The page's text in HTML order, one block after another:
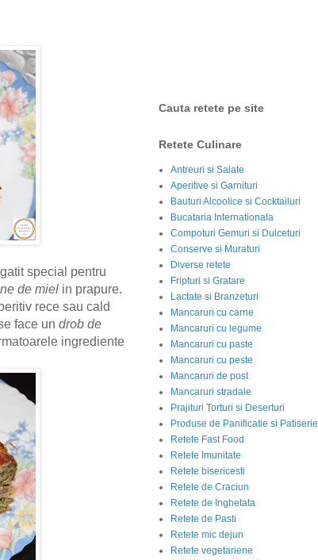
special pentru
de miel in prapure.
rece sau cald
face un drob de
ingrediente
Cauta retete pe site
Retete Culinare
Antreuri si Salate
Aperitive si Garnituri
Bauturi Alcoolice si Cocktailuri
Bucataria Internationala
Compoturi Gemuri si Dulceturi
Conserve si Muraturi
Diverse retete
Fripturi si Gratare
Lactate si Branzeturi
Mancaruri cu carne
Mancaruri cu legume
Mancaruri cu paste
Mancaruri cu peste
Mancaruri de post
Mancaruri stradale
Prajituri Torturi si Deserturi
Produse de Panificatie si Patiserie
Retete Fast Food
Retete Imunitate
Retete bisericesti
Retete de Craciun
Retete de Inghetata
Retete de Pasti
Retete mic dejun
Retete vegetariene